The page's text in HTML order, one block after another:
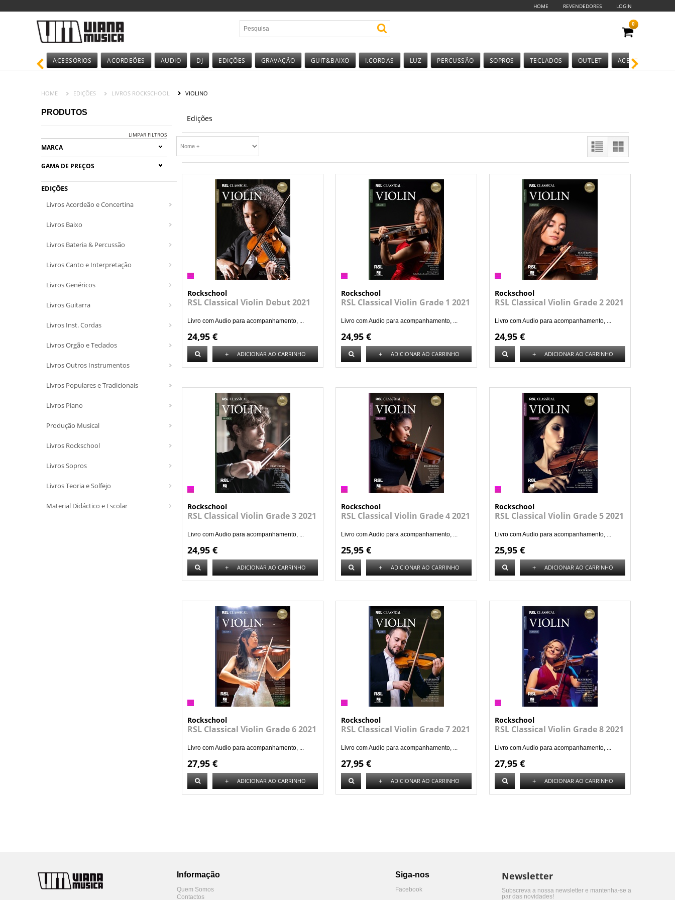
HOME REVENDEDORES LOGIN
0
ACESSÓRIOS ACORDEÕES AUDIO DJ EDIÇÕES GRAVAÇÃO GUIT&BAIXO I.CORDAS LUZ PERCUSSÃO SOPROS TECLADOS OUTLET ACESSÓRIOS
HOME EDIÇÕES LIVROS ROCKSCHOOL VIOLINO
PRODUTOS
LIMPAR FILTROS
MARCA
GAMA DE PREÇOS
EDIÇÕES
Livros Acordeão e Concertina
Livros Baixo
Livros Bateria & Percussão
Livros Canto e Interpretação
Livros Genéricos
Livros Guitarra
Livros Inst. Cordas
Livros Orgão e Teclados
Livros Outros Instrumentos
Livros Populares e Tradicionais
Livros Piano
Produção Musical
Livros Rockschool
Livros Sopros
Livros Teoria e Solfejo
Material Didáctico e Escolar
Edições
Rockschool
RSL Classical Violin Debut 2021
Livro com Audio para acompanhamento, ...
24,95 €
+ ADICIONAR AO CARRINHO
Rockschool
RSL Classical Violin Grade 1 2021
Livro com Audio para acompanhamento, ...
24,95 €
+ ADICIONAR AO CARRINHO
Rockschool
RSL Classical Violin Grade 2 2021
Livro com Audio para acompanhamento, ...
24,95 €
+ ADICIONAR AO CARRINHO
Rockschool
RSL Classical Violin Grade 3 2021
Livro com Audio para acompanhamento, ...
24,95 €
+ ADICIONAR AO CARRINHO
Rockschool
RSL Classical Violin Grade 4 2021
Livro com Audio para acompanhamento, ...
25,95 €
+ ADICIONAR AO CARRINHO
Rockschool
RSL Classical Violin Grade 5 2021
Livro com Audio para acompanhamento, ...
25,95 €
+ ADICIONAR AO CARRINHO
Rockschool
RSL Classical Violin Grade 6 2021
Livro com Audio para acompanhamento, ...
27,95 €
+ ADICIONAR AO CARRINHO
Rockschool
RSL Classical Violin Grade 7 2021
Livro com Audio para acompanhamento, ...
27,95 €
+ ADICIONAR AO CARRINHO
Rockschool
RSL Classical Violin Grade 8 2021
Livro com Audio para acompanhamento, ...
27,95 €
+ ADICIONAR AO CARRINHO
Informação
Quem Somos
Contactos
Siga-nos
Facebook
Newsletter
Subscreva a nossa newsletter e mantenha-se a
par das novidades!